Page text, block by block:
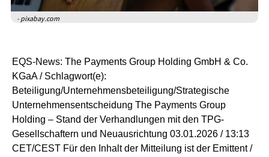
- pixabay.com
EQS-News: The Payments Group Holding GmbH & Co.
KGaA / Schlagwort(e):
Beteiligung/Unternehmensbeteiligung/Strategische
Unternehmensentscheidung The Payments Group
Holding – Stand der Verhandlungen mit den TPG-
Gesellschaftern und Neuausrichtung 03.01.2026 / 13:13
CET/CEST Für den Inhalt der Mitteilung ist der Emittent /